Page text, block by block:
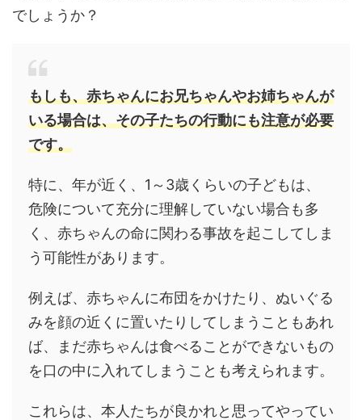
でしょうか？
もしも、赤ちゃんにお兄ちゃんやお姉ちゃんが
いる場合は、その子たちの行動にも注意が必要
です。
特に、年が近く、1～3歳くらいの子どもは、
危険について充分に理解していない場合も多
く、赤ちゃんの命に関わる事故を起こしてしま
う可能性があります。
例えば、赤ちゃんに布団をかけたり、ぬいぐる
みを顔の近くに置いたりしてしまうこともあれ
ば、まだ赤ちゃんは食べることができないもの
を口の中に入れてしまうことも考えられます。
これらは、本人たちが良かれと思ってやってい